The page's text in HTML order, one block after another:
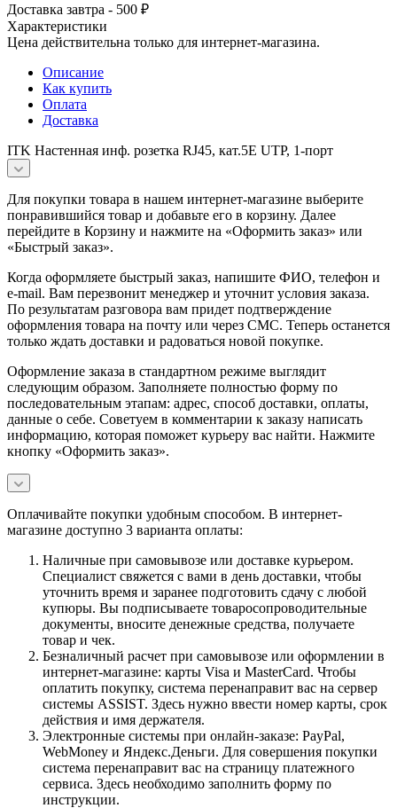
Доставка завтра - 500 ₽
Характеристики
Цена действительна только для интернет-магазина.
Описание
Как купить
Оплата
Доставка
ITK Настенная инф. розетка RJ45, кат.5Е UTP, 1-порт
Для покупки товара в нашем интернет-магазине выберите
понравившийся товар и добавьте его в корзину. Далее
перейдите в Корзину и нажмите на «Оформить заказ» или
«Быстрый заказ».
Когда оформляете быстрый заказ, напишите ФИО, телефон и
e-mail. Вам перезвонит менеджер и уточнит условия заказа.
По результатам разговора вам придет подтверждение
оформления товара на почту или через СМС. Теперь останется
только ждать доставки и радоваться новой покупке.
Оформление заказа в стандартном режиме выглядит
следующим образом. Заполняете полностью форму по
последовательным этапам: адрес, способ доставки, оплаты,
данные о себе. Советуем в комментарии к заказу написать
информацию, которая поможет курьеру вас найти. Нажмите
кнопку «Оформить заказ».
Оплачивайте покупки удобным способом. В интернет-
магазине доступно 3 варианта оплаты:
Наличные при самовывозе или доставке курьером.
Специалист свяжется с вами в день доставки, чтобы
уточнить время и заранее подготовить сдачу с любой
купюры. Вы подписываете товаросопроводительные
документы, вносите денежные средства, получаете
товар и чек.
Безналичный расчет при самовывозе или оформлении в
интернет-магазине: карты Visa и MasterCard. Чтобы
оплатить покупку, система перенаправит вас на сервер
системы ASSIST. Здесь нужно ввести номер карты, срок
действия и имя держателя.
Электронные системы при онлайн-заказе: PayPal,
WebMoney и Яндекс.Деньги. Для совершения покупки
система перенаправит вас на страницу платежного
сервиса. Здесь необходимо заполнить форму по
инструкции.